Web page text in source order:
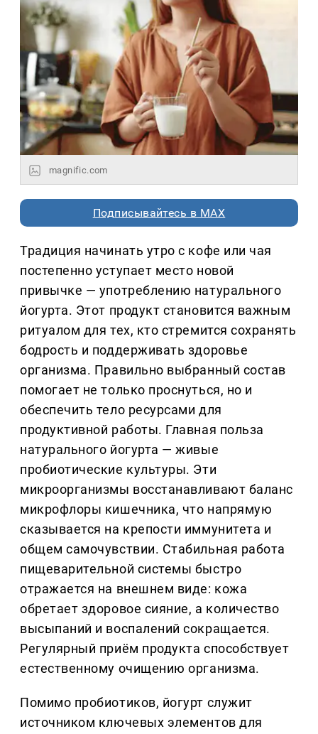
magnific.com
Подписывайтесь в MAX
Традиция начинать утро с кофе или чая
постепенно уступает место новой
привычке — употреблению натурального
йогурта. Этот продукт становится важным
ритуалом для тех, кто стремится сохранять
бодрость и поддерживать здоровье
организма. Правильно выбранный состав
помогает не только проснуться, но и
обеспечить тело ресурсами для
продуктивной работы. Главная польза
натурального йогурта — живые
пробиотические культуры. Эти
микроорганизмы восстанавливают баланс
микрофлоры кишечника, что напрямую
сказывается на крепости иммунитета и
общем самочувствии. Стабильная работа
пищеварительной системы быстро
отражается на внешнем виде: кожа
обретает здоровое сияние, а количество
высыпаний и воспалений сокращается.
Регулярный приём продукта способствует
естественному очищению организма.
Помимо пробиотиков, йогурт служит
источником ключевых элементов для